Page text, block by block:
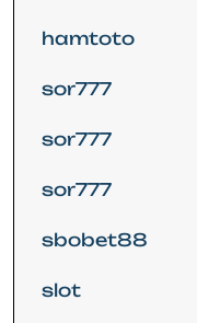
hamtoto
sor777
sor777
sor777
sbobet88
slot